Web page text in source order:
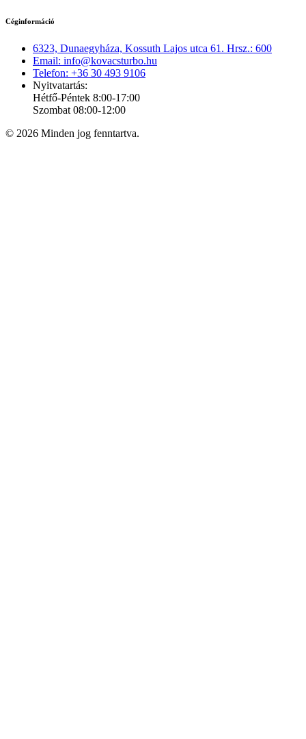
Céginformáció
6323, Dunaegyháza, Kossuth Lajos utca 61. Hrsz.: 600
Email: info@kovacsturbo.hu
Telefon: +36 30 493 9106
Nyitvatartás:
Hétfő-Péntek 8:00-17:00
Szombat 08:00-12:00
© 2026 Minden jog fenntartva.